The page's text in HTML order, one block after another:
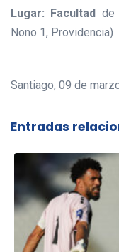
Lugar: Facultad
de
Nono 1, Providencia)
Santiago, 09 de
Entradas